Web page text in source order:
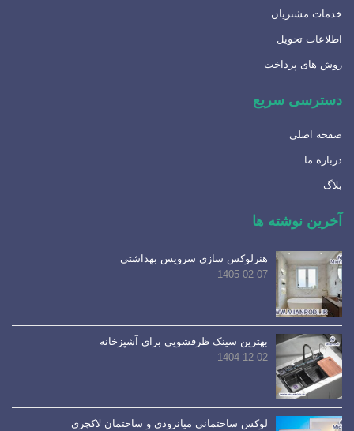
خدمات مشتریان
اطلاعات تحویل
روش های پرداخت
دسترسی سریع
صفحه اصلی
درباره ما
بلاگ
آخرین نوشته ها
هنرلوکس سازی سرویس بهداشتی
1405-02-07
بهترین سینک ظرفشویی برای آشپزخانه
1404-12-02
لوکس ساختمانی میانرودی و ساختمان لاکچری